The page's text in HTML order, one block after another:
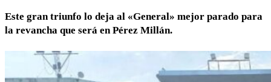
Este gran triunfo lo deja al «General» mejor parado para
la revancha que será en Pérez Millán.